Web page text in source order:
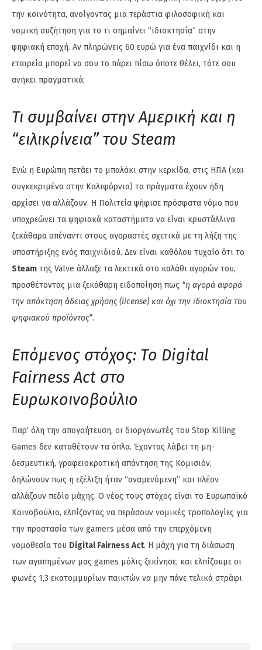
την κοινότητα, ανοίγοντας μια τεράστια φιλοσοφική και
νομική συζήτηση για το τι σημαίνει “ιδιοκτησία” στην
ψηφιακή εποχή. Αν πληρώνεις 60 ευρώ για ένα παιχνίδι και η
εταιρεία μπορεί να σου το πάρει πίσω όποτε θέλει, τότε σου
ανήκει πραγματικά;
Τι συμβαίνει στην Αμερική και η
“ειλικρίνεια” του Steam
Ενώ η Ευρώπη πετάει το μπαλάκι στην κερκίδα, στις ΗΠΑ (και
συγκεκριμένα στην Καλιφόρνια) τα πράγματα έχουν ήδη
αρχίσει να αλλάζουν. Η Πολιτεία ψήφισε πρόσφατα νόμο που
υποχρεώνει τα ψηφιακά καταστήματα να είναι κρυστάλλινα
ξεκάθαρα απέναντι στους αγοραστές σχετικά με τη λήξη της
υποστήριξης ενός παιχνιδιού. Δεν είναι καθόλου τυχαίο ότι το
Steam της Valve άλλαξε τα λεκτικά στο καλάθι αγορών του,
προσθέτοντας μια ξεκάθαρη ειδοποίηση πως “η αγορά αφορά
την απόκτηση άδειας χρήσης (license) και όχι την ιδιοκτησία του
ψηφιακού προϊόντος”.
Επόμενος στόχος: Το Digital
Fairness Act στο
Ευρωκοινοβούλιο
Παρ’ όλη την απογοήτευση, οι διοργανωτές του Stop Killing
Games δεν καταθέτουν τα όπλα. Έχοντας λάβει τη μη-
δεσμευτική, γραφειοκρατική απάντηση της Κομισιόν,
δηλώνουν πως η εξέλιξη ήταν “αναμενόμενη” και πλέον
αλλάζουν πεδίο μάχης. Ο νέος τους στόχος είναι το Ευρωπαϊκό
Κοινοβούλιο, ελπίζοντας να περάσουν νομικές τροπολογίες για
την προστασία των gamers μέσα από την επερχόμενη
νομοθεσία του Digital Fairness Act. Η μάχη για τη διάσωση
των αγαπημένων μας games μόλις ξεκίνησε, και ελπίζουμε οι
φωνές 1,3 εκατομμυρίων παικτών να μην πάνε τελικά στράφι.